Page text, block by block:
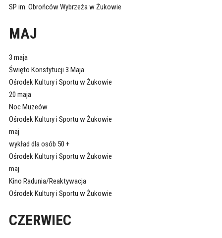
SP im. Obrońców Wybrzeża w Żukowie
MAJ
3 maja
Święto Konstytucji 3 Maja
Ośrodek Kultury i Sportu w Żukowie
20 maja
Noc Muzeów
Ośrodek Kultury i Sportu w Żukowie
maj
wykład dla osób 50 +
Ośrodek Kultury i Sportu w Żukowie
maj
Kino Radunia/Reaktywacja
Ośrodek Kultury i Sportu w Żukowie
CZERWIEC